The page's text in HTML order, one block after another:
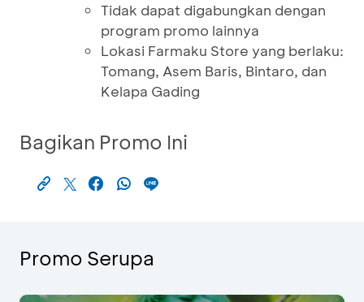
Tidak dapat digabungkan dengan
program promo lainnya
Lokasi Farmaku Store yang berlaku:
Tomang, Asem Baris, Bintaro, dan
Kelapa Gading
Bagikan Promo Ini
Promo Serupa